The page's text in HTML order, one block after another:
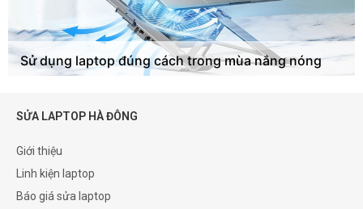
Sử dụng laptop đúng cách trong mùa nắng nóng
SỬA LAPTOP HÀ ĐÔNG
Giới thiệu
Linh kiện laptop
Báo giá sửa laptop